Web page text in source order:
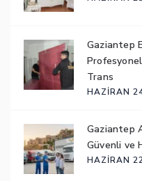
Gaziantep
Trans
HAZIRAN
Gaziantep
Güvenli ve
HAZIRAN